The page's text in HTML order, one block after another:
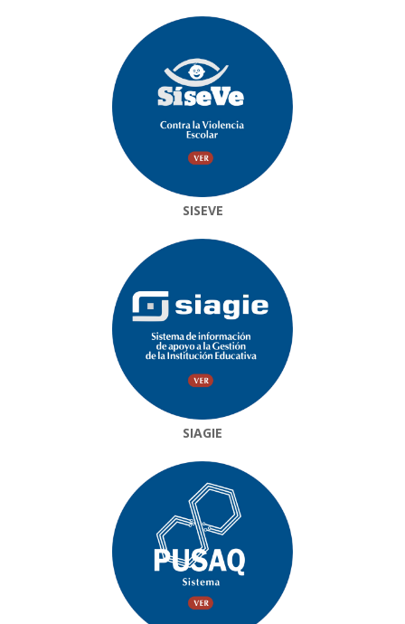
SISEVE
SIAGIE